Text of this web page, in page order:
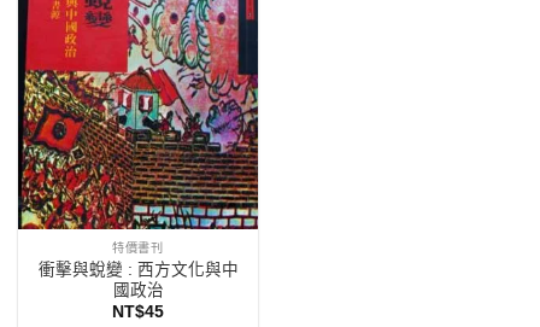
特價書刊
衝擊與蛻變 : 西方文化與中
國政治
NT$45